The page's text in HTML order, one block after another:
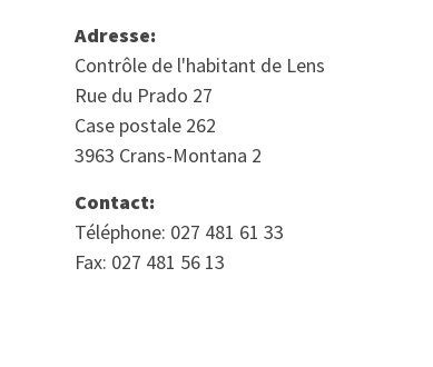
Adresse:
Contrôle de l'habitant de Lens
Rue du Prado 27
Case postale 262
3963 Crans-Montana 2
Contact:
Téléphone: 027 481 61 33
Fax: 027 481 56 13